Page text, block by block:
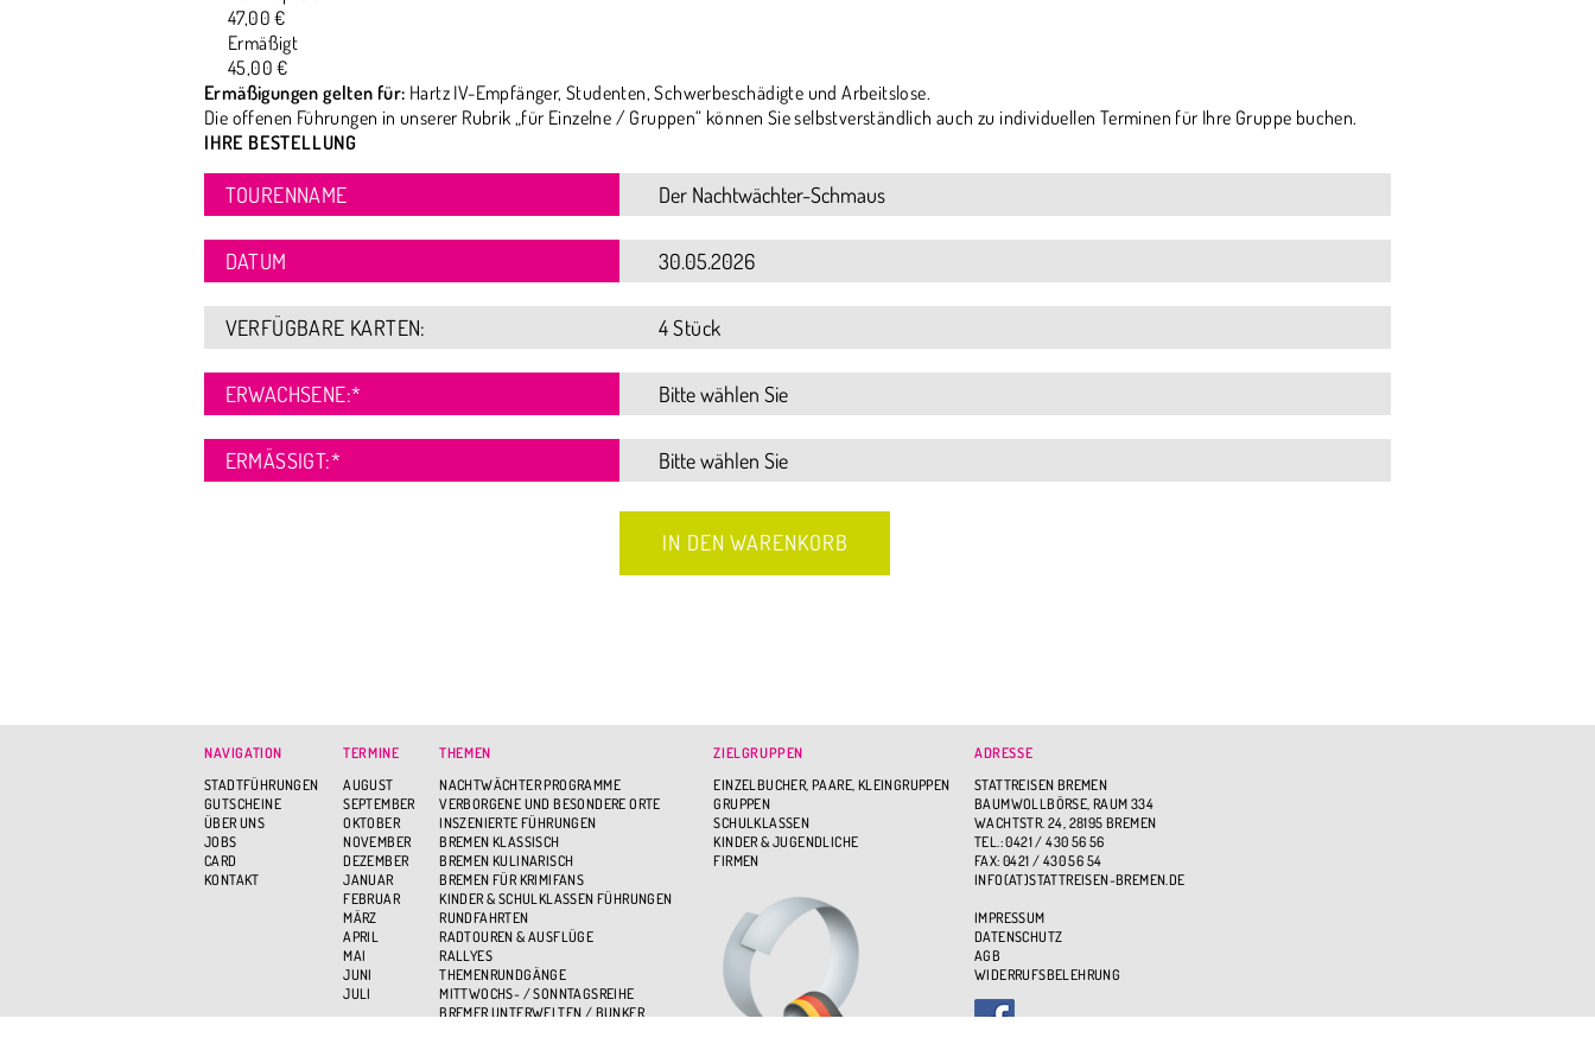
47,00 €
Ermäßigt
45,00 €
Ermäßigungen gelten für: Hartz IV-Empfänger, Studenten, Schwerbeschädigte und Arbeitslose.
Die offenen Führungen in unserer Rubrik „für Einzelne / Gruppen“ können Sie selbstverständlich auch zu individuellen Terminen für Ihre Gruppe buchen.
IHRE BESTELLUNG
TOURENNAME
DATUM
VERFÜGBARE KARTEN: 4 Stück
ERWACHSENE:*
ERMÄSSIGT: *
NAVIGATION
STADTFÜHRUNGEN
GUTSCHEINE
ÜBER UNS
JOBS
CARD
KONTAKT
TERMINE
AUGUST
SEPTEMBER
OKTOBER
NOVEMBER
DEZEMBER
JANUAR
FEBRUAR
MÄRZ
APRIL
MAI
JUNI
JULI
THEMEN
NACHTWÄCHTER PROGRAMME
VERBORGENE UND BESONDERE ORTE
INSZENIERTE FÜHRUNGEN
BREMEN KLASSISCH
BREMEN KULINARISCH
BREMEN FÜR KRIMIFANS
KINDER & SCHULKLASSEN FÜHRUNGEN
RUNDFAHRTEN
RADTOUREN & AUSFLÜGE
RALLYES
THEMENRUNDGÄNGE
MITTWOCHS- / SONNTAGSREIHE
BREMER UNTERWELTEN / BUNKER
ZIELGRUPPEN
EINZELBUCHER, PAARE, KLEINGRUPPEN
GRUPPEN
SCHULKLASSEN
KINDER & JUGENDLICHE
FIRMEN
ADRESSE
STATTREISEN BREMEN
BAUMWOLLBÖRSE, RAUM 334
WACHTSTR. 24, 28195 BREMEN
TEL.: 0421 / 430 56 56
FAX: 0421 / 430 56 54
INFO(AT)STATTREISEN-BREMEN.DE
IMPRESSUM
DATENSCHUTZ
AGB
WIDERRUFSBELEHRUNG